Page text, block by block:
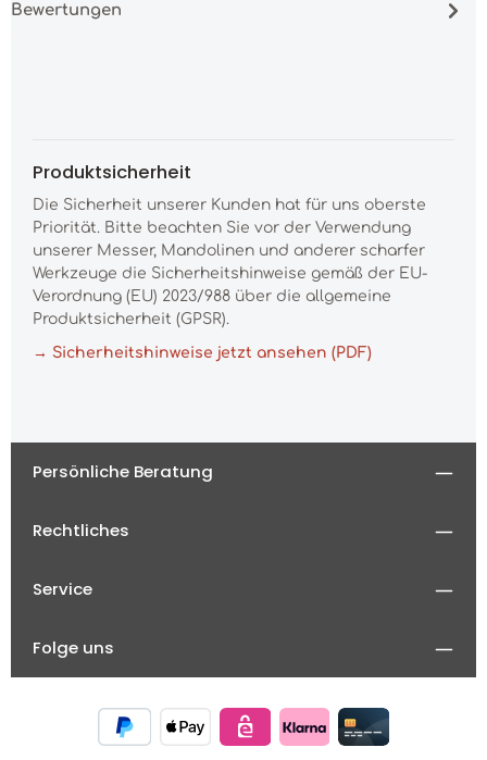
Bewertungen
Produktsicherheit
Die Sicherheit unserer Kunden hat für uns oberste
Priorität. Bitte beachten Sie vor der Verwendung
unserer Messer, Mandolinen und anderer scharfer
Werkzeuge die Sicherheitshinweise gemäß der EU-
Verordnung (EU) 2023/988 über die allgemeine
Produktsicherheit (GPSR).
→ Sicherheitshinweise jetzt ansehen (PDF)
Persönliche Beratung
Rechtliches
Service
Folge uns